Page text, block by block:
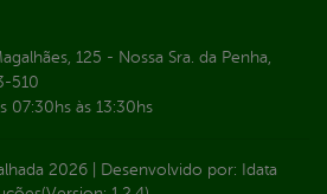
125 - Nossa Sra. da Penha,
510
07:30hs às 13:30hs
2026 Desenvolvido por: Idata